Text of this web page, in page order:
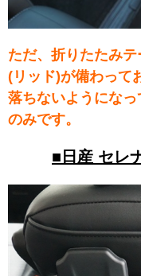
ただ、折りたたみ
(リッド)が備わって
落ちないようにな
のみです。
■日産 セレ